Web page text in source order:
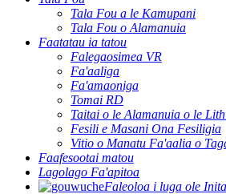
Tala Fou a le Kamupani
Tala Fou o Alamanuia
Faatatau ia tatou
Falegaosimea VR
Fa'aaliga
Fa'amaoniga
Tomai RD
Taitai o le Alamanuia o le
Fesili e Masani Ona Fesiligia
Vitio o Manatu Fa'aalia o
Faafesootai matou
Lagolago Fa'apitoa
Faleoloa i luga ole